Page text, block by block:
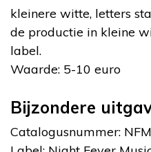
kleinere witte, letters
de productie in kleine
label.
Waarde: 5-10 euro
Bijzondere
Catalogusnummer: